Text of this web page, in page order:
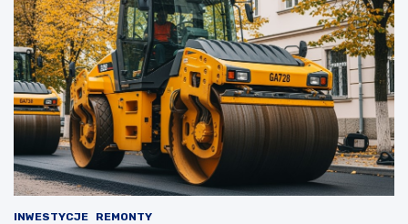
INWESTYCJE REMONTY